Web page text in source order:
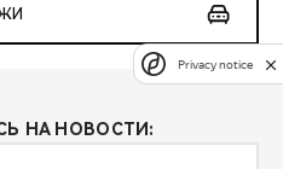
НА НОВОСТИ:
Privacy notice